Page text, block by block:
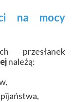
na mocy
przesłanek
należą: